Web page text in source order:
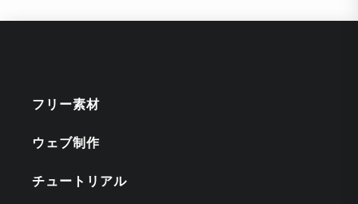
フリー素材
ウェブ制作
チュートリアル